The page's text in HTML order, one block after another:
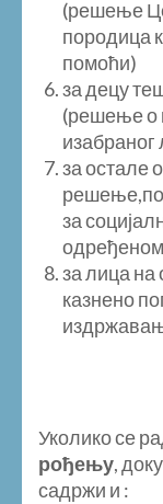
(решење
породица
помоћи)
за децу
(решење о
изабраног
за остале
за
за лица на
казнено
Уколико се
рођењу,
садржи и :